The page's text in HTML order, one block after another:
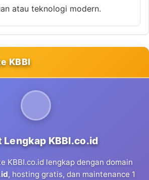
atau teknologi modern.
KBBI
Lengkap KBBI.co.id
KBBI.co.id lengkap dengan domain
, hosting gratis, dan maintenance 1